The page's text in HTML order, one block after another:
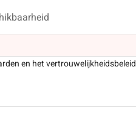
en het vertrouwelijkheidsbeleid